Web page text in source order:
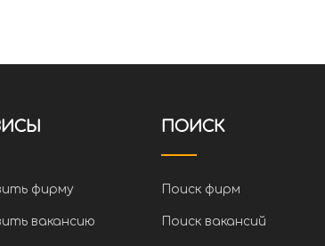
фирму
вакансию
ПОИСК
Поиск фирм
Поиск вакансий